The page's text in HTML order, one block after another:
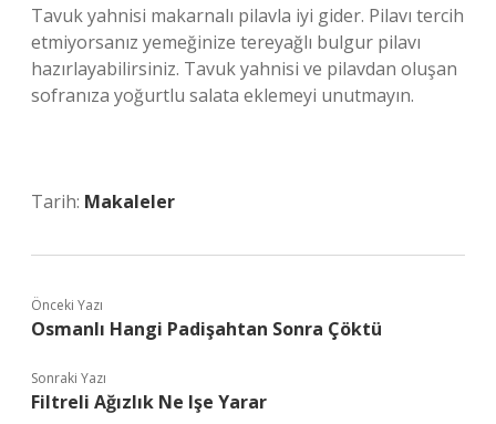
Tavuk yahnisi makarnalı pilavla iyi gider. Pilavı tercih
etmiyorsanız yemeğinize tereyağlı bulgur pilavı
hazırlayabilirsiniz. Tavuk yahnisi ve pilavdan oluşan
sofranıza yoğurtlu salata eklemeyi unutmayın.
Tarih: Makaleler
Önceki Yazı
Osmanlı Hangi Padişahtan Sonra Çöktü
Sonraki Yazı
Filtreli Ağızlık Ne Işe Yarar